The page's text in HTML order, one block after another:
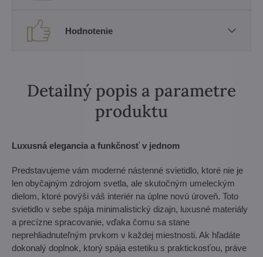
Hodnotenie
Detailný popis a parametre
produktu
Luxusná elegancia a funkčnosť v jednom
Predstavujeme vám moderné nástenné svietidlo, ktoré nie je
len obyčajným zdrojom svetla, ale skutočným umeleckým
dielom, ktoré povýši váš interiér na úplne novú úroveň. Toto
svietidlo v sebe spája minimalistický dizajn, luxusné materiály
a precízne spracovanie, vďaka čomu sa stane
neprehliadnuteľným prvkom v každej miestnosti. Ak hľadáte
dokonalý doplnok, ktorý spája estetiku s praktickosťou, práve